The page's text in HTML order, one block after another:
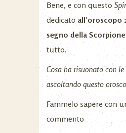
Bene, e con questo
dedicato all’oroscopo
segno della Scorpione
tutto.
Cosa ha risuonato con
ascoltando questo
Fammelo sapere con
commento